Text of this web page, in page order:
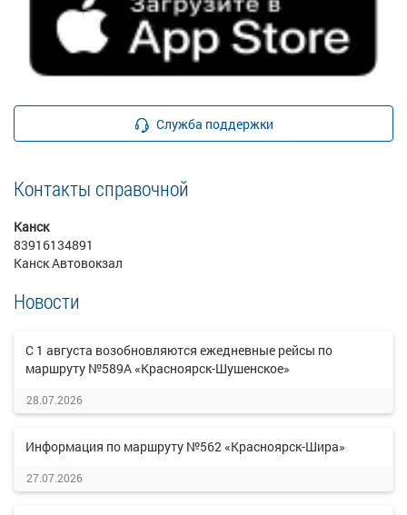
Служба поддержки
Контакты справочной
Канск
83916134891
Канск Автовокзал
Новости
С 1 августа возобновляются ежедневные рейсы по
маршруту №589А «Красноярск-Шушенское»
28.07.2026
Информация по маршруту №562 «Красноярск-Шира»
27.07.2026